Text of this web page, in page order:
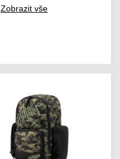
Zobrazit vše